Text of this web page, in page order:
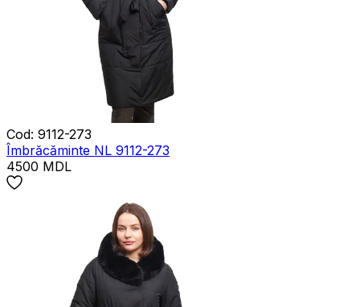
Cod: 9112-273
Îmbrăcăminte NL 9112-273
4500 MDL